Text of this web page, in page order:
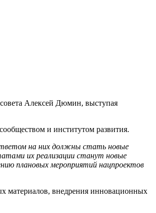
Алексей Дюмин, выступая
и институтом развития.
на них должны стать новые
их реализации станут новые
плановых мероприятий нацпроектов
материалов, внедрения инновационных